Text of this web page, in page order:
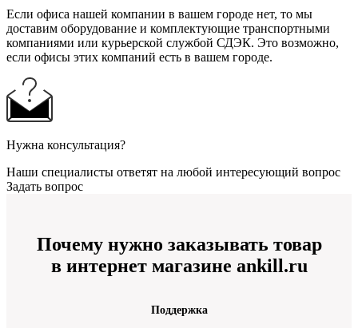
Если офиса нашей компании в вашем городе нет, то мы
доставим оборудование и комплектующие транспортными
компаниями или курьерской службой СДЭК. Это возможно,
если офисы этих компаний есть в вашем городе.
Нужна консультация?
Наши специалисты ответят на любой интересующий вопрос
Задать вопрос
Почему нужно заказывать товар
в интернет магазине ankill.ru
Поддержка